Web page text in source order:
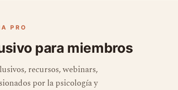
PRO
para miembros
recursos, webinars,
por la psicología y